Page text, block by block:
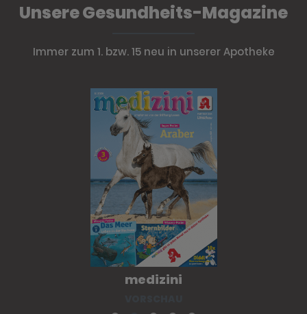
Unsere Gesundheits-Magazine
Immer zum 1. bzw. 15 neu in unserer Apotheke
medizini